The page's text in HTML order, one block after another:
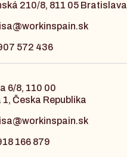
210/8, 811 05 Bratislava
572 436
6/8, 110 00
1, Česka Republika
166 879